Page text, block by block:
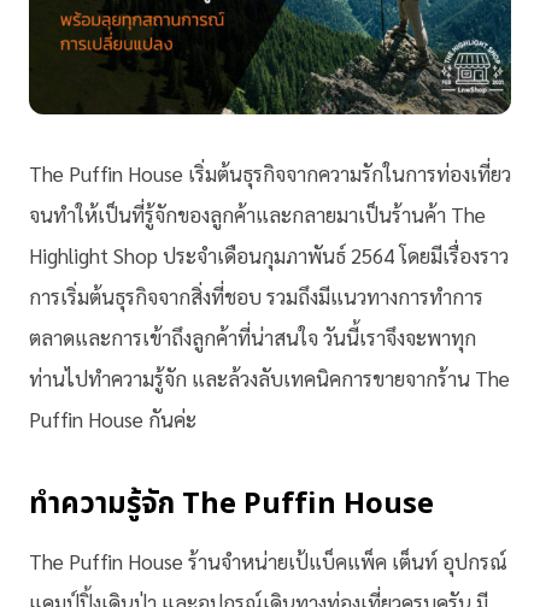
The Puffin House เริ่มต้นธุรกิจจากความรักในการท่องเที่ยว
จนทำให้เป็นที่รู้จักของลูกค้าและกลายมาเป็นร้านค้า The
Highlight Shop ประจำเดือนกุมภาพันธ์ 2564 โดยมีเรื่องราว
การเริ่มต้นธุรกิจจากสิ่งที่ชอบ รวมถึงมีแนวทางการทำการ
ตลาดและการเข้าถึงลูกค้าที่น่าสนใจ วันนี้เราจึงจะพาทุก
ท่านไปทำความรู้จัก และล้วงลับเทคนิคการขายจากร้าน The
Puffin House กันค่ะ
ทำความรู้จัก The Puffin House
The Puffin House ร้านจำหน่ายเป้แบ็คแพ็ค เต็นท์ อุปกรณ์